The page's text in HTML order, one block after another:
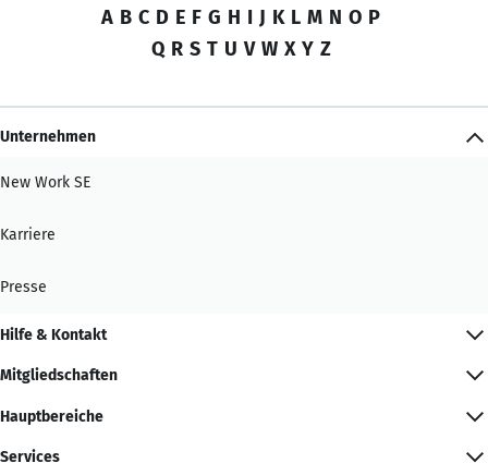
A B C D E F G H I J K L M N O P
Q R S T U V W X Y Z
Unternehmen
New Work SE
Karriere
Presse
Hilfe & Kontakt
Mitgliedschaften
Hauptbereiche
Services